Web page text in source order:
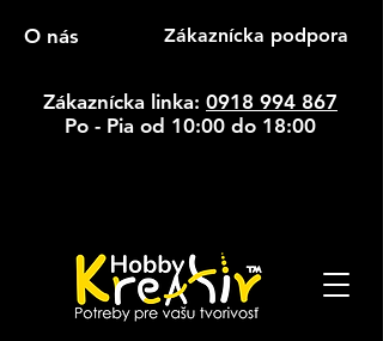
O nás Zákaznícka podpora
Zákaznícka linka: 0918 994 867
Po - Pia od 10:00 do 18:00